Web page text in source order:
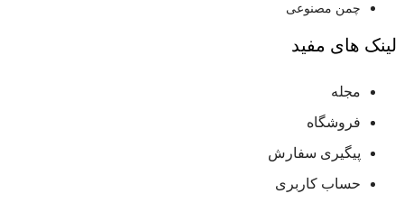
چمن مصنوعی
لینک های مفید
مجله
فروشگاه
پیگیری سفارش
حساب کاربری